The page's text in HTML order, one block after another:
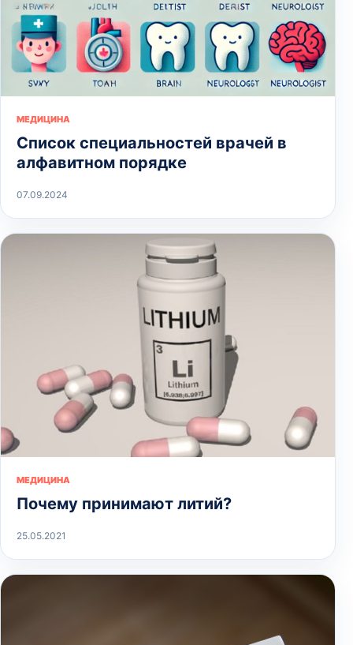
МЕДИЦИНА
Список специальностей врачей в
алфавитном порядке
07.09.2024
МЕДИЦИНА
Почему принимают литий?
25.05.2021